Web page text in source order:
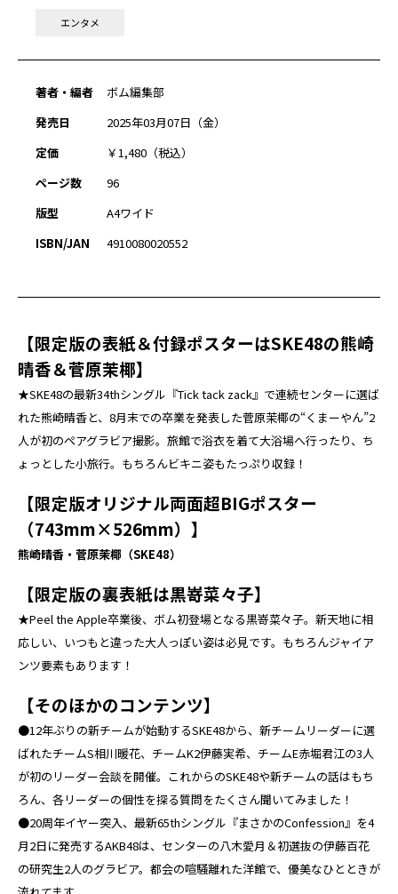
エンタメ
著者・編者
ボム編集部
発売日
2025年03月07日（金）
定価
￥1,480（税込）
ページ数
96
版型
A4ワイド
ISBN/JAN
4910080020552
【限定版の表紙＆付録ポスターはSKE48の熊崎
晴香＆菅原茉椰】
★SKE48の最新34thシングル『Tick tack zack』で連続センターに選ば
れた熊崎晴香と、8月末での卒業を発表した菅原茉椰の“くまーやん”2
人が初のペアグラビア撮影。旅館で浴衣を着て大浴場へ行ったり、ち
ょっとした小旅行。もちろんビキニ姿もたっぷり収録！
【限定版オリジナル両面超BIGポスター
（743mm×526mm）】
熊崎晴香・菅原茉椰（SKE48）
【限定版の裏表紙は黒嵜菜々子】
★Peel the Apple卒業後、ボム初登場となる黒嵜菜々子。新天地に相
応しい、いつもと違った大人っぽい姿は必見です。もちろんジャイア
ンツ要素もあります！
【そのほかのコンテンツ】
●12年ぶりの新チームが始動するSKE48から、新チームリーダーに選
ばれたチームS相川暖花、チームK2伊藤実希、チームE赤堀君江の3人
が初のリーダー会談を開催。これからのSKE48や新チームの話はもち
ろん、各リーダーの個性を探る質問をたくさん聞いてみました！
●20周年イヤー突入、最新65thシングル『まさかのConfession』を4
月2日に発売するAKB48は、センターの八木愛月＆初選抜の伊藤百花
の研究生2人のグラビア。都会の喧騒離れた洋館で、優美なひとときが